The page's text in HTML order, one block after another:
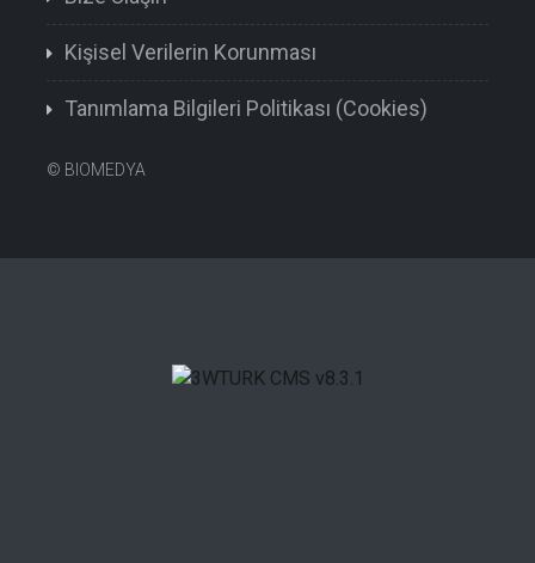
Kişisel Verilerin Korunması
Tanımlama Bilgileri Politikası (Cookies)
© BIOMEDYA